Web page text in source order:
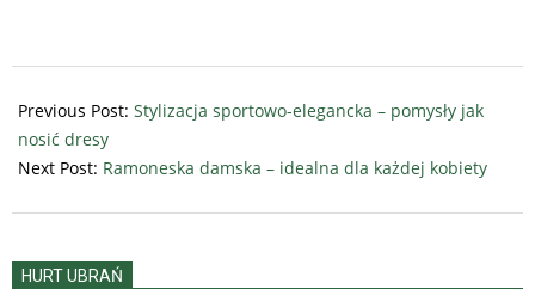
05-
08
Previous Post: Stylizacja sportowo-elegancka – pomysły jak
nosić dresy
Next Post: Ramoneska damska – idealna dla każdej kobiety
HURT UBRAŃ